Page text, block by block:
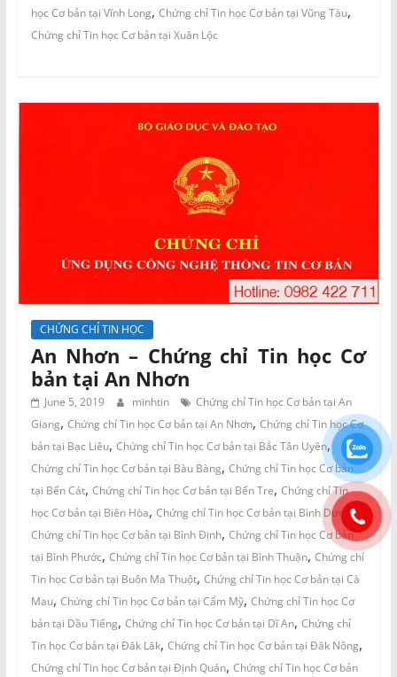
học Cơ bản tại Vĩnh Long, Chứng chỉ Tin học Cơ bản tại Vũng Tàu,
Chứng chỉ Tin học Cơ bản tại Xuân Lộc
CHỨNG CHỈ TIN HỌC
An Nhơn – Chứng chỉ Tin học Cơ
bản tại An Nhơn
June 5, 2019 minhtin
Chứng chỉ Tin học Cơ bản tại An
Giang, Chứng chỉ Tin học Cơ bản tại An Nhơn, Chứng chỉ Tin học Cơ
bản tại Bạc Liêu, Chứng chỉ Tin học Cơ bản tại Bắc Tân Uyên,
Chứng chỉ Tin học Cơ bản tại Bàu Bàng, Chứng chỉ Tin học Cơ bản
tại Bến Cát, Chứng chỉ Tin học Cơ bản tại Bến Tre, Chứng chỉ Tin
học Cơ bản tại Biên Hòa, Chứng chỉ Tin học Cơ bản tại Bình Dương
Chứng chỉ Tin học Cơ bản tại Bình Định, Chứng chỉ Tin học Cơ bản
tại Bình Phước, Chứng chỉ Tin học Cơ bản tại Bình Thuận, Chứng chỉ
Tin học Cơ bản tại Buôn Ma Thuột, Chứng chỉ Tin học Cơ bản tại Cà
Mau, Chứng chỉ Tin học Cơ bản tại Cẩm Mỹ, Chứng chỉ Tin học Cơ
bản tại Dầu Tiếng, Chứng chỉ Tin học Cơ bản tại Dĩ An, Chứng chỉ
Tin học Cơ bản tại Đăk Lăk, Chứng chỉ Tin học Cơ bản tại Đăk Nông,
Chứng chỉ Tin học Cơ bản tại Định Quán, Chứng chỉ Tin học Cơ bản